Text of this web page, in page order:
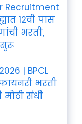
Recruitment
12वी पास
भरती,
सुरू
| BPCL
भरती
मोठी संधी